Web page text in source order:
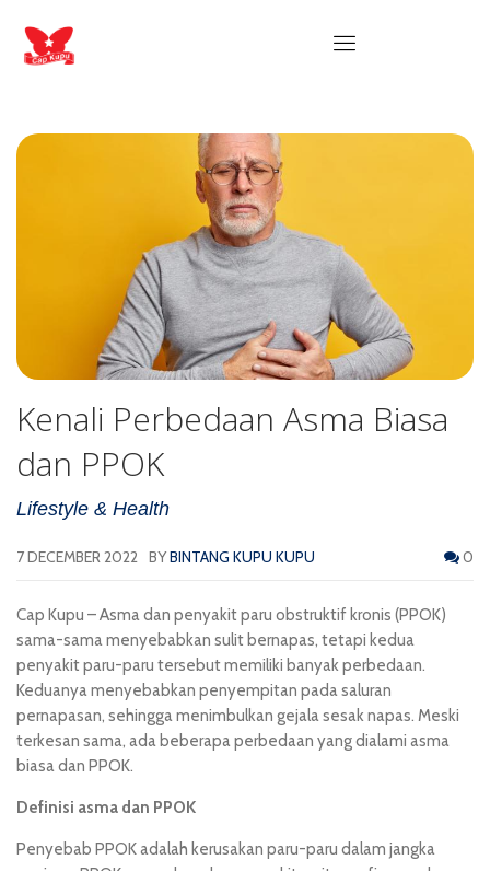
Kenali Perbedaan Asma Biasa
dan PPOK
Lifestyle & Health
7 DECEMBER 2022 BYBINTANG KUPU KUPU 0
Cap Kupu – Asma dan penyakit paru obstruktif kronis (PPOK)
sama-sama menyebabkan sulit bernapas, tetapi kedua
penyakit paru-paru tersebut memiliki banyak perbedaan.
Keduanya menyebabkan penyempitan pada saluran
pernapasan, sehingga menimbulkan gejala sesak napas. Meski
terkesan sama, ada beberapa perbedaan yang dialami asma
biasa dan PPOK.
Definisi asma dan PPOK
Penyebab PPOK adalah kerusakan paru-paru dalam jangka